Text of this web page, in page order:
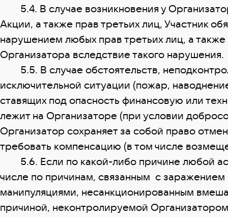
5.4. В случае возникновения у
Акции, а также прав третьих лиц, Участник
нарушением любых прав третьих лиц, а
Организатора вследствие такого нарушения.
5.5. В случае обстоятельств,
исключительной ситуации (пожар,
ставящих под опасность финансовую или
лежит на Организаторе (при условии
Организатор сохраняет за собой право
требовать компенсацию (в том числе
5.6. Если по какой-либо причине любой
числе по причинам, связанным с
манипуляциями, несанкционированным
причиной, неконтролируемой